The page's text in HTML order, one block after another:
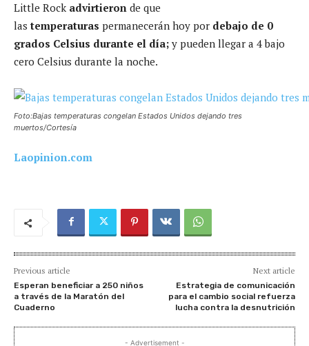
Little Rock advirtieron de que
lastemperaturas permanecerán hoy por debajo de 0
grados Celsius durante el día; y pueden llegar a 4 bajo
cero Celsius durante la noche.
Foto:Bajas temperaturas congelan Estados Unidos dejando tres
muertos/Cortesía
Laopinion.com
Previous article
Esperan beneficiar a 250 niños
a través de la Maratón del
Cuaderno
Next article
Estrategia de comunicación
para el cambio social refuerza
lucha contra la desnutrición
- Advertisement -